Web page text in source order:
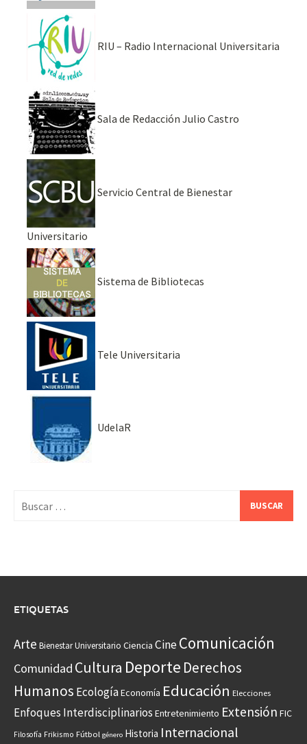
RIU – Radio Internacional Universitaria
Sala de Redacción Julio Castro
Servicio Central de Bienestar
Universitario
Sistema de Bibliotecas
Tele Universitaria
UdelaR
ETIQUETAS
Arte Bienestar Universitario Ciencia CineComunicación
Comunidad Cultura Deporte Derechos
Humanos EcologíaEconomía Educación Elecciones
Enfoques Interdisciplinarios Entretenimiento Extensión FIC
Filosofía Frikismo Fútbol género Historia Internacional